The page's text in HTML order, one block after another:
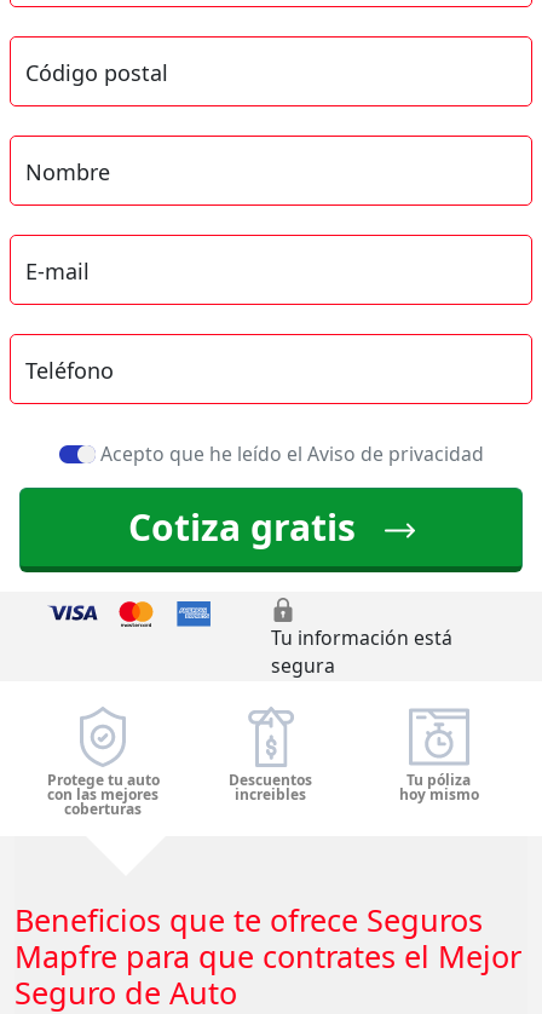
Código postal
Nombre
E-mail
Teléfono
Acepto que he leído el Aviso de privacidad
Cotiza gratis
Tu información está
segura
Protege tu auto
con las mejores
coberturas
Descuentos
increibles
Tu póliza
hoy mismo
Beneficios que te ofrece Seguros
Mapfre para que contrates el Mejor
Seguro de Auto